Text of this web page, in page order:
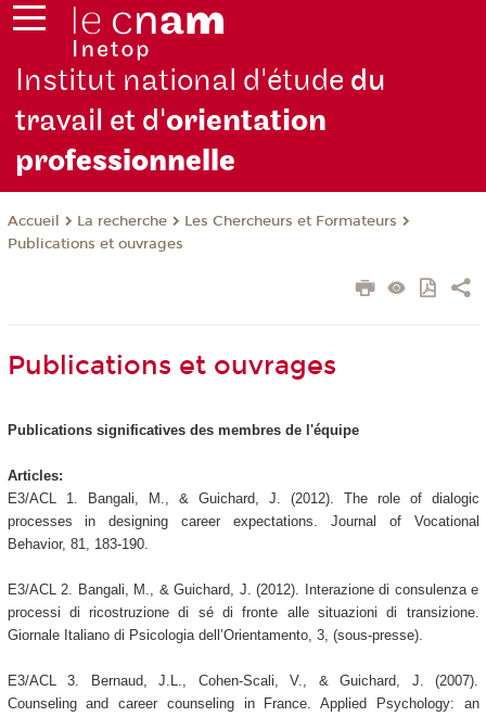
Institut national d'étude du
travail et d'orientation
professionnelle
Accueil La recherche
Les Chercheurs et Formateurs
Publications et ouvrages
Publications et ouvrages
Publications significatives des membres de l'équipe
Articles:
E3/ACL 1. Bangali, M., & Guichard, J. (2012). The role of dialogic
processes in designing career expectations. Journal of Vocational
Behavior, 81, 183-190.
E3/ACL 2. Bangali, M., & Guichard, J. (2012). Interazione di consulenza e
processi di ricostruzione di sé di fronte alle situazioni di transizione.
Giornale Italiano di Psicologia dell’Orientamento, 3, (sous-presse).
E3/ACL 3. Bernaud, J.L., Cohen-Scali, V., & Guichard, J. (2007).
Counseling and career counseling in France. Applied Psychology: an